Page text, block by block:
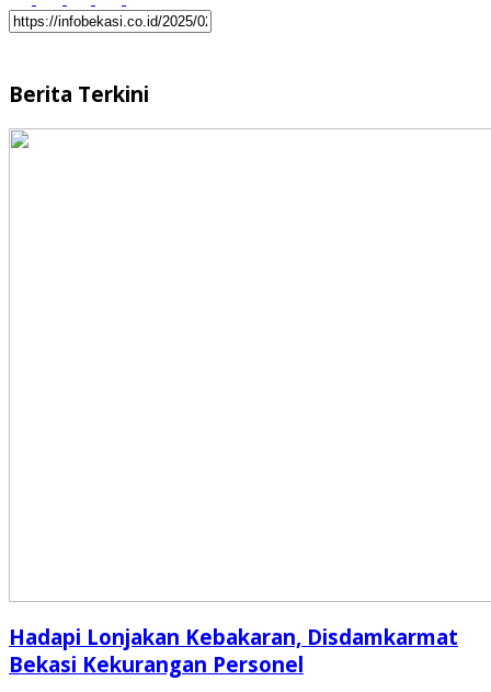
Berita Terkini
Hadapi Lonjakan Kebakaran, Disdamkarmat
Bekasi Kekurangan Personel